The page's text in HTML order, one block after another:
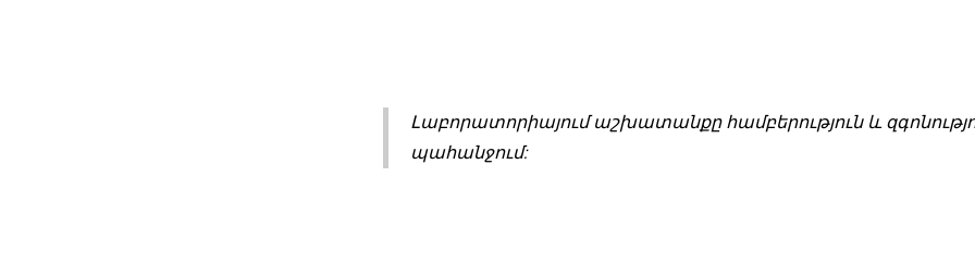
Լաբորատորիայում աշխատանքը համբերություն և
պահանջում: